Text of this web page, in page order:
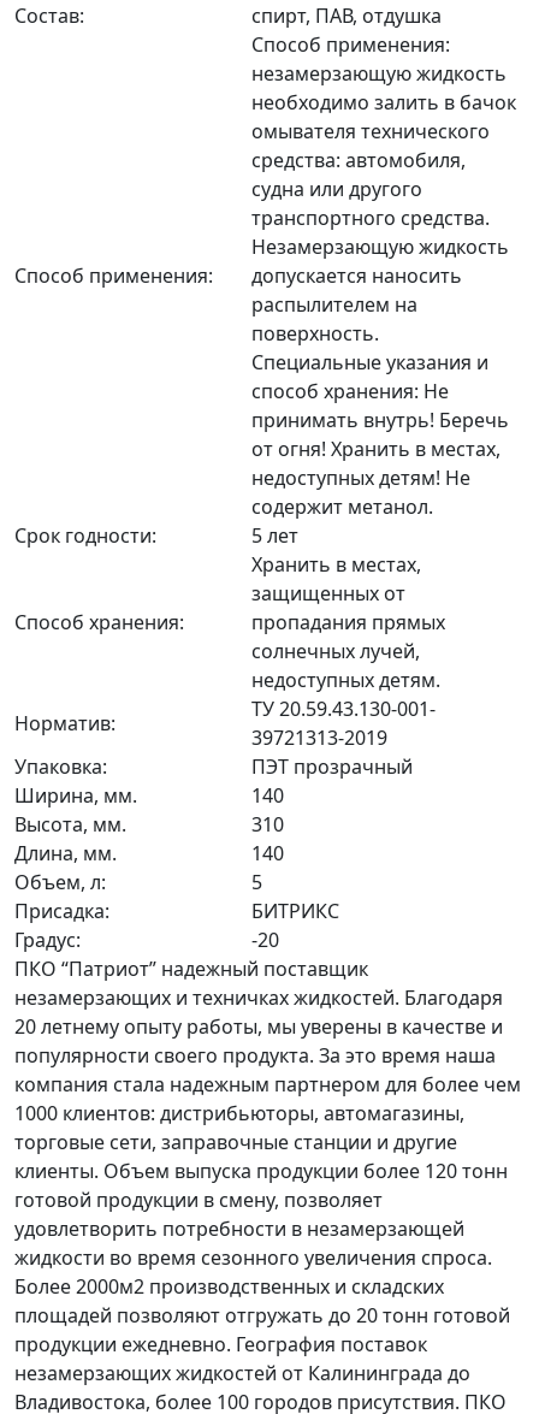
Состав:
спирт, ПАВ, отдушка
Способ применения:
Способ применения:
незамерзающую жидкость
необходимо залить в бачок
омывателя технического
средства: автомобиля,
судна или другого
транспортного средства.
Незамерзающую жидкость
допускается наносить
распылителем на
поверхность.
Специальные указания и
способ хранения: Не
принимать внутрь! Беречь
от огня! Хранить в местах,
недоступных детям! Не
содержит метанол.
Срок годности:
5 лет
Способ хранения:
Хранить в местах,
защищенных от
пропадания прямых
солнечных лучей,
недоступных детям.
Норматив:
ТУ 20.59.43.130-001-
39721313-2019
Упаковка:
ПЭТ прозрачный
Ширина, мм.
140
Высота, мм.
310
Длина, мм.
140
Объем, л:
5
Присадка:
БИТРИКС
Градус:
-20
ПКО “Патриот” надежный поставщик
незамерзающих и техничках жидкостей. Благодаря
20 летнему опыту работы, мы уверены в качестве и
популярности своего продукта. За это время наша
компания стала надежным партнером для более чем
1000 клиентов: дистрибьюторы, автомагазины,
торговые сети, заправочные станции и другие
клиенты. Объем выпуска продукции более 120 тонн
готовой продукции в смену, позволяет
удовлетворить потребности в незамерзающей
жидкости во время сезонного увеличения спроса.
Более 2000м2 производственных и складских
площадей позволяют отгружать до 20 тонн готовой
продукции ежедневно. География поставок
незамерзающих жидкостей от Калининграда до
Владивостока, более 100 городов присутствия. ПКО